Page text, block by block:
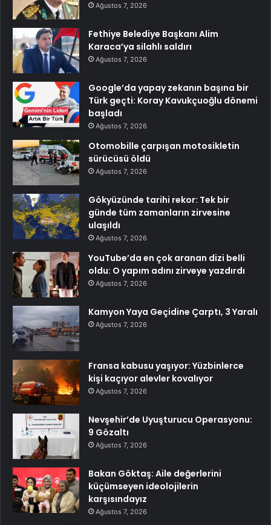
Ağustos 7, 2026
Fethiye Belediye Başkanı Alim
Karaca’ya silahlı saldırı
Ağustos 7, 2026
Google’da yapay zekanın başına bir
Türk geçti: Koray Kavukçuoğlu dönemi
başladı
Ağustos 7, 2026
Otomobille çarpışan motosikletin
sürücüsü öldü
Ağustos 7, 2026
Gökyüzünde tarihi rekor: Tek bir
günde tüm zamanların zirvesine
ulaşıldı
Ağustos 7, 2026
YouTube’da en çok aranan dizi belli
oldu: O yapım adını zirveye yazdırdı
Ağustos 7, 2026
Kamyon Yaya Geçidine Çarptı, 3 Yaralı
Ağustos 7, 2026
Fransa kabusu yaşıyor: Yüzbinlerce
kişi kaçıyor alevler kovalıyor
Ağustos 7, 2026
Nevşehir’de Uyuşturucu Operasyonu:
9 Gözaltı
Ağustos 7, 2026
Bakan Göktaş: Aile değerlerini
küçümseyen ideolojilerin
karşısındayız
Ağustos 7, 2026